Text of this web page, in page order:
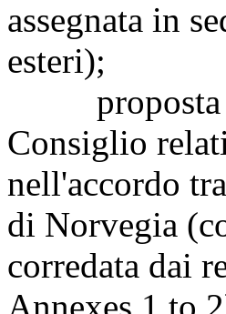
assegnata in
esteri);
proposta di
Consiglio
nell'accordo
di Norvegia
corredata dai
Annexes 1 to